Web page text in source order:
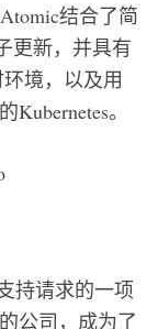
结合了简
更新，并具有
境，以及用
。
持请求的一项
公司，成为了